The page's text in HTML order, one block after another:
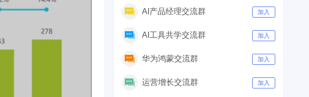
AI产品经理交流群 加入
AI工具共学交流群 加入
华为鸿蒙交流群 加入
运营增长交流群 加入